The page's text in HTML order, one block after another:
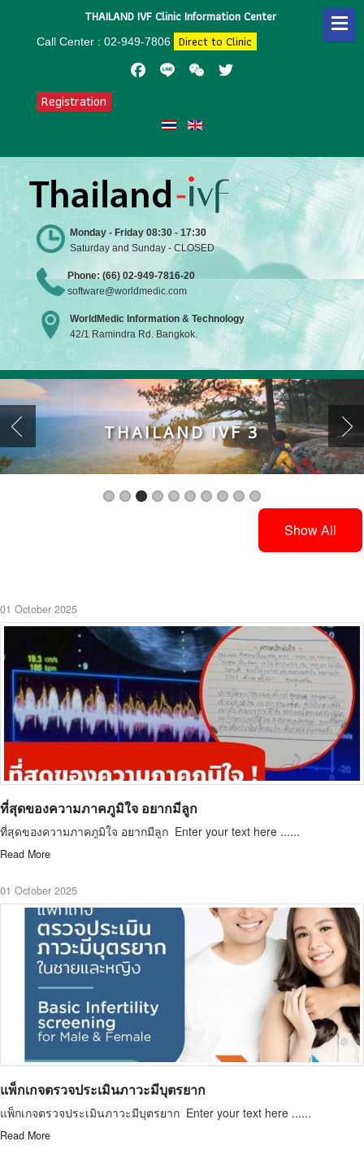
THAILAND IVF Clinic Information Center
Call Center : 02-949-7806 Direct to Clinic
Registration
Monday - Friday 08:30 - 17:30
Saturday and Sunday - CLOSED
Phone: (66) 02-949-7816-20
software@worldmedic.com
WorldMedic Information & Technology
42/1 Ramindra Rd. Bangkok.
THAILAND IVF 3
Show All
01 October 2025
ที่สุดของความภาคภูมิใจ อยากมีลูก
ที่สุดของความภาคภูมิใจ อยากมีลูก Enter your text here ......
Read More
01 October 2025
แพ็กเกจตรวจประเมินภาวะมีบุตรยาก
แพ็กเกจตรวจประเมินภาวะมีบุตรยาก Enter your text here ......
Read More